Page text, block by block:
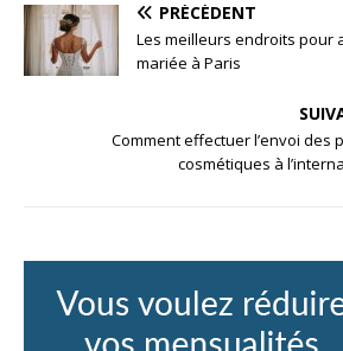
PRÉCÉDENT
Les meilleurs endroits pour
mariée à Paris
Comment effectuer l’envoi des
cosmétiques à